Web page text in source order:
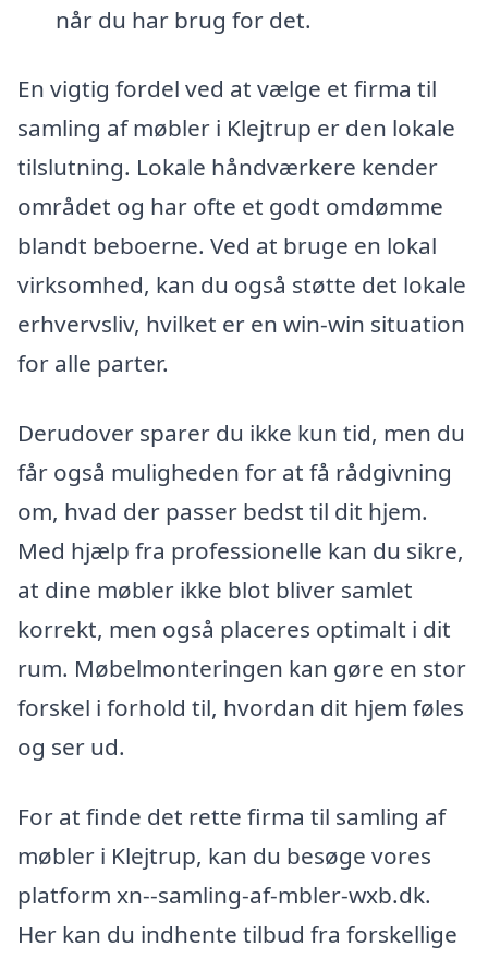
når du har brug for det.
En vigtig fordel ved at vælge et firma til
samling af møbler i Klejtrup er den lokale
tilslutning. Lokale håndværkere kender
området og har ofte et godt omdømme
blandt beboerne. Ved at bruge en lokal
virksomhed, kan du også støtte det lokale
erhvervsliv, hvilket er en win-win situation
for alle parter.
Derudover sparer du ikke kun tid, men du
får også muligheden for at få rådgivning
om, hvad der passer bedst til dit hjem.
Med hjælp fra professionelle kan du sikre,
at dine møbler ikke blot bliver samlet
korrekt, men også placeres optimalt i dit
rum. Møbelmonteringen kan gøre en stor
forskel i forhold til, hvordan dit hjem føles
og ser ud.
For at finde det rette firma til samling af
møbler i Klejtrup, kan du besøge vores
platform xn--samling-af-mbler-wxb.dk.
Her kan du indhente tilbud fra forskellige